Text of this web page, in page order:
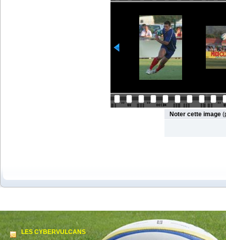
Noter cette image
LES CYBERVULCANS